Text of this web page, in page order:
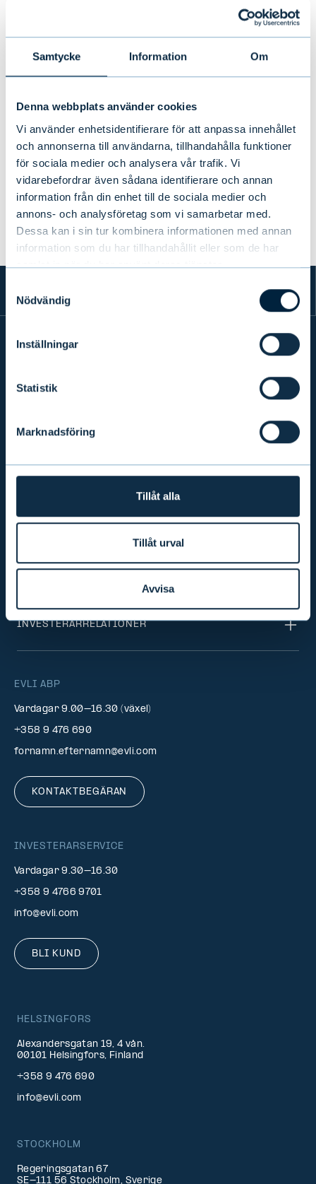
Samtycke Information Om
Denna webbplats använder cookies
Vi använder enhetsidentifierare för att anpassa innehållet
och annonserna till användarna, tillhandahålla funktioner
för sociala medier och analysera vår trafik. Vi
vidarebefordrar även sådana identifierare och annan
information från din enhet till de sociala medier och
annons- och analysföretag som vi samarbetar med.
Dessa kan i sin tur kombinera informationen med annan
information som du har tillhandahållit eller som de har
samlat in när du har använt deras tjänster.
Nödvändig
Inställningar
Statistik
Marknadsföring
Tillåt alla
Tillåt urval
Avvisa
från Evli
via e-post. Samtycket kan
återkallas genom länken i e-
postmeddelanden.
SÄND
EVLI ABP
Vardagar 9.00–16.30 (växel)
+358 9 476 690
fornamn.efternamn@evli.com
KONTAKTBEGÄRAN
INVESTERARSERVICE
Vardagar 9.30–16.30
+358 9 4766 9701
info@evli.com
BLI KUND
AKTUELLT
KONCERNEN
INVESTERARRELATIONER
HELSINGFORS
Alexandersgatan 19, 4 vån.
00101 Helsingfors, Finland
+358 9 476 690
info@evli.com
STOCKHOLM
Regeringsgatan 67
SE-111 56 Stockholm, Sverige